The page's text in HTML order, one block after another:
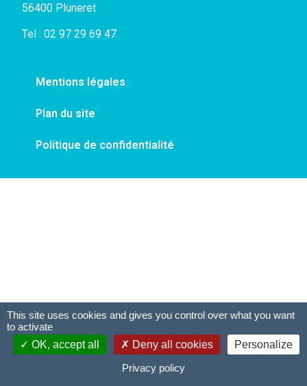
56400 Pluneret
Tel :02 97 29 69 47
Mentions légales
Plan du site
Politique de confidentialité
This site uses cookies and gives you control over what you want
to activate
OK, accept all
Deny all cookies
Personalize
Privacy policy